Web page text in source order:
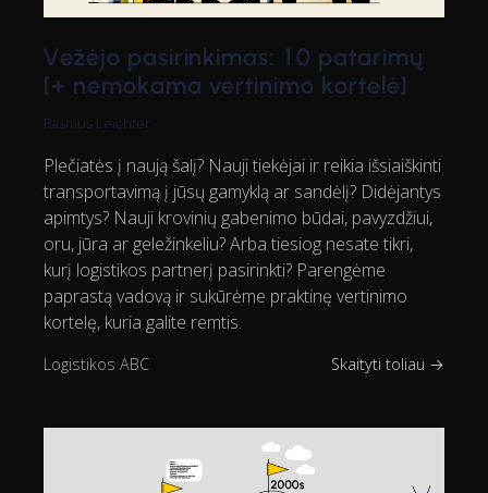
Vežėjo pasirinkimas: 10 patarimų
[+ nemokama vertinimo kortelė]
Rasmus Leichter
Plečiatės į naują šalį? Nauji tiekėjai ir reikia išsiaiškinti
transportavimą į jūsų gamyklą ar sandėlį? Didėjantys
apimtys? Nauji krovinių gabenimo būdai, pavyzdžiui,
oru, jūra ar geležinkeliu? Arba tiesiog nesate tikri,
kurį logistikos partnerį pasirinkti? Parengėme
paprastą vadovą ir sukūrėme praktinę vertinimo
kortelę, kuria galite remtis.
Logistikos ABC Skaityti toliau →